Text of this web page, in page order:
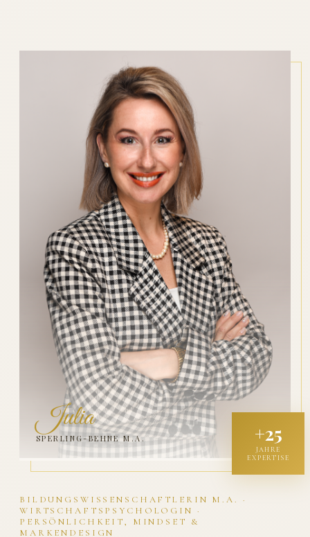
BILDUNGSWISSENSCHAFTLERIN M.A. ·
WIRTSCHAFTSPSYCHOLOGIN ·
PERSÖNLICHKEIT, MINDSET &
MARKENDESIGN
Julia
SPERLING-BEHNE M.A. +25
JAHRE
EXPERTISE